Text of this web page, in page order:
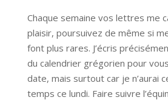
Chaque semaine vos lettres me
plaisir, poursuivez de même si
font plus rares. J’écris
du calendrier grégorien pour
date, mais surtout car je n’aurai
temps ce lundi. Faire suivre